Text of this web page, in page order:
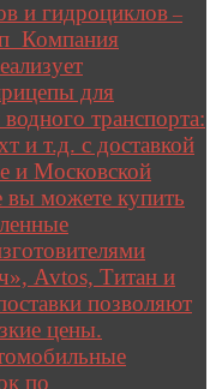
и гидроциклов –
Компания
для
транспорта:
и т.д. с доставкой
и Московской
вы можете купить
Avtos, Титан и
позволяют
цены.
по